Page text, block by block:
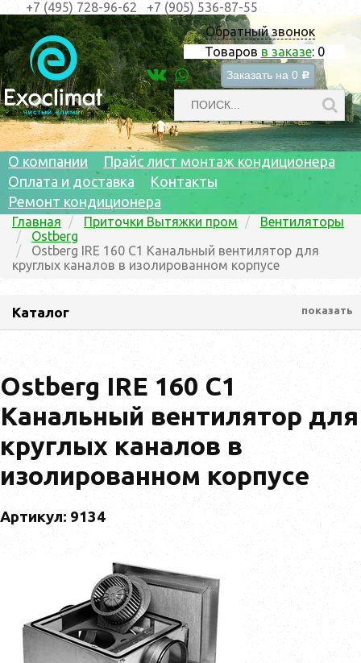
Обратный звонок
Товаров в заказе: 0
Заказать на 0 c
+7 (495) 728-96-62 +7 (905) 536-87-55
О компании
Прайс лист монтаж кондиционера
Оплата и доставка
Контакты
Ремонт кондиционера
Главная Приточки Вытяжки пром
Вентиляторы
Ostberg
Ostberg IRE 160 C1 Канальный вентилятор для
круглых каналов в изолированном корпусе
Каталог показать
Ostberg IRE 160 C1
Канальный вентилятор для
круглых каналов в
изолированном корпусе
Артикул: 9134